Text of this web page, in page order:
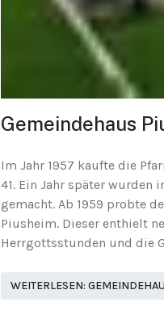
Gemeindehaus
Im Jahr 1957 kaufte die
41. Ein Jahr später
gemacht. Ab 1959 probte
Piusheim. Dieser enthielt
Herrgottsstunden und die
WEITERLESEN: